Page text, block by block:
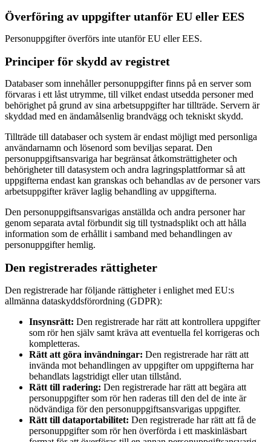
Överföring av uppgifter utanför EU eller EES
Personuppgifter överförs inte utanför EU eller EES.
Principer för skydd av registret
Databaser som innehåller personuppgifter finns på en server som
förvaras i ett låst utrymme, till vilket endast utsedda personer med
behörighet på grund av sina arbetsuppgifter har tillträde. Servern är
skyddad med en ändamålsenlig brandvägg och tekniskt skydd.
Tillträde till databaser och system är endast möjligt med personliga
användarnamn och lösenord som beviljas separat. Den
personuppgiftsansvariga har begränsat åtkomsträttigheter och
behörigheter till datasystem och andra lagringsplattformar så att
uppgifterna endast kan granskas och behandlas av de personer vars
arbetsuppgifter kräver laglig behandling av uppgifterna.
Den personuppgiftsansvarigas anställda och andra personer har
genom separata avtal förbundit sig till tystnadsplikt och att hålla
information som de erhållit i samband med behandlingen av
personuppgifter hemlig.
Den registrerades rättigheter
Den registrerade har följande rättigheter i enlighet med EU:s
allmänna dataskyddsförordning (GDPR):
Insynsrätt: Den registrerade har rätt att kontrollera uppgifter
som rör hen själv samt kräva att eventuella fel korrigeras och
kompletteras.
Rätt att göra invändningar: Den registrerade har rätt att
invända mot behandlingen av uppgifter om uppgifterna har
behandlats lagstridigt eller utan tillstånd.
Rätt till radering: Den registrerade har rätt att begära att
personuppgifter som rör hen raderas till den del de inte är
nödvändiga för den personuppgiftsansvarigas uppgifter.
Rätt till dataportabilitet: Den registrerade har rätt att få de
personuppgifter som rör hen överförda i ett maskinläsbart